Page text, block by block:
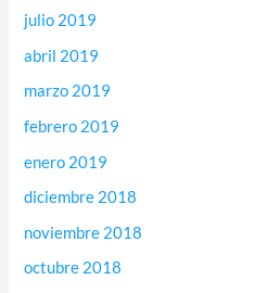
julio 2019
abril 2019
marzo 2019
febrero 2019
enero 2019
diciembre 2018
noviembre 2018
octubre 2018